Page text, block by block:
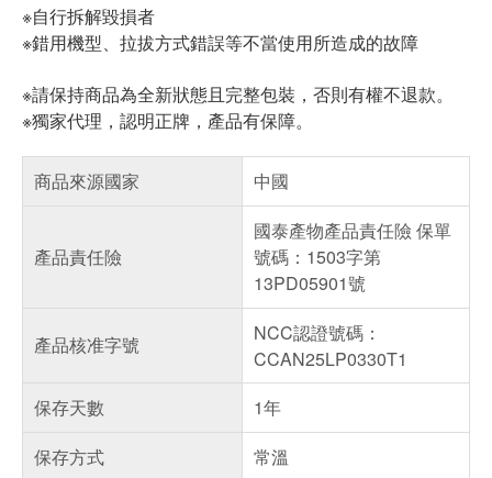
※自行拆解毀損者
※錯用機型、拉拔方式錯誤等不當使用所造成的故障
※請保持商品為全新狀態且完整包裝，否則有權不退款。
※獨家代理，認明正牌，產品有保障。
商品來源國家 中國
產品責任險
國泰產物產品責任險 保單
號碼：1503字第
13PD05901號
產品核准字號
NCC認證號碼：
CCAN25LP0330T1
保存天數
1年
保存方式
常溫